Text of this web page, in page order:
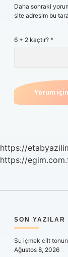
Daha sonraki
site adresim bu
6 + 2 kaçtır? *
https://
https://
SON YAZILAR
Su içmek cilt
Ağustos 8, 2026